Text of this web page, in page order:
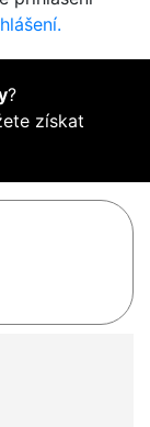
?
získat